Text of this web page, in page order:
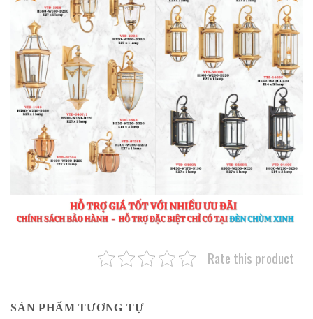
Rate this product
SẢN PHẨM TƯƠNG TỰ